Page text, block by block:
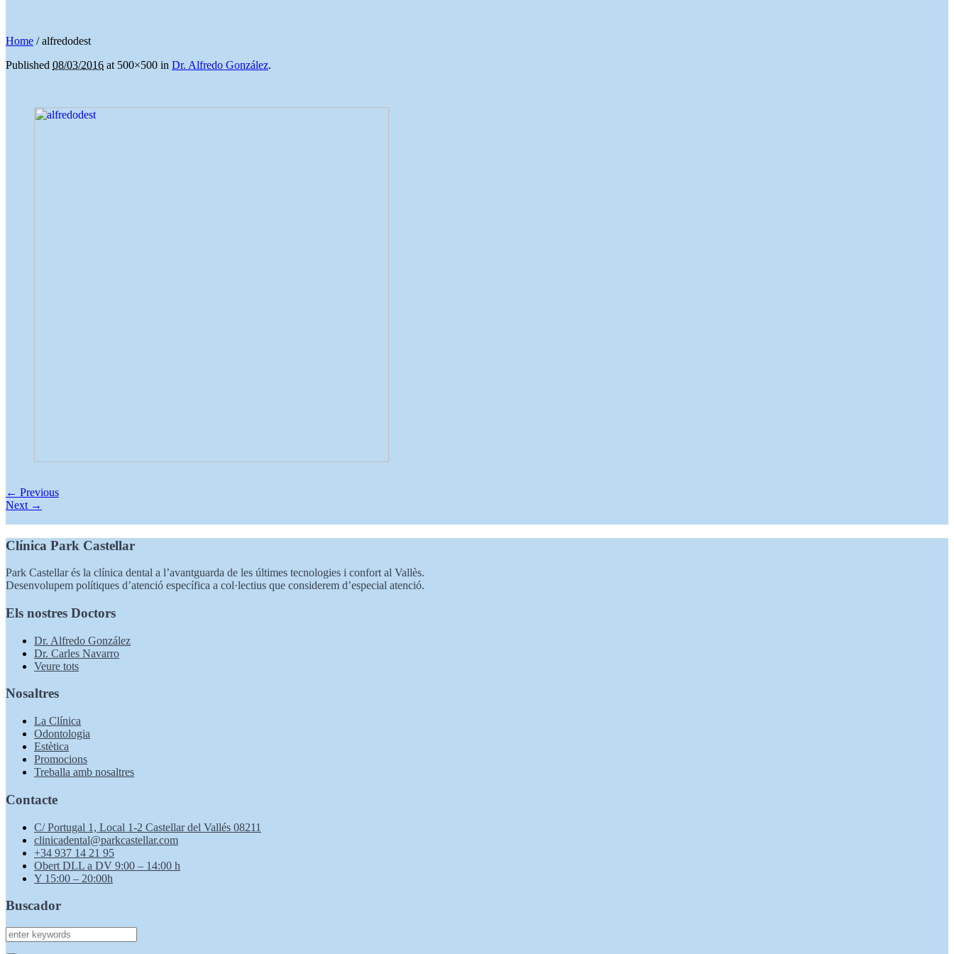
Home /alfredodest
Published 08/03/2016 at 500×500 in Dr. Alfredo González.
← Previous
Next →
Clínica Park Castellar
Park Castellar és la clínica dental a l’avantguarda de les últimes tecnologies i confort al Vallès.
Desenvolupem polítiques d’atenció específica a col·lectius que considerem d’especial atenció.
Els nostres Doctors
Dr. Alfredo González
Dr. Carles Navarro
Veure tots
Nosaltres
La Clínica
Odontologia
Estètica
Promocions
Treballa amb nosaltres
Contacte
C/ Portugal 1, Local 1-2 Castellar del Vallés 08211
clinicadental@parkcastellar.com
+34 937 14 21 95
Obert DLL a DV 9:00 – 14:00 h
Y 15:00 – 20:00h
Buscador